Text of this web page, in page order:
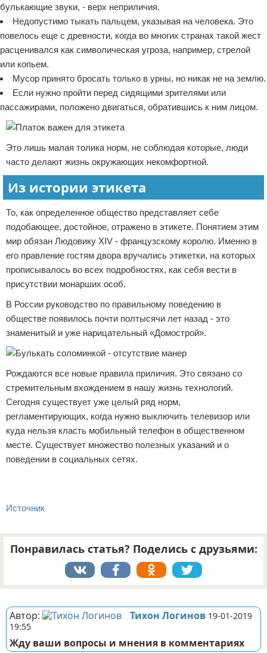
булькающие звуки, - верх неприличия.
Недопустимо тыкать пальцем, указывая на человека. Это
повелось еще с древности, когда во многих странах такой жест
расценивался как символическая угроза, например, стрелой
или копьем.
Мусор принято бросать только в урны, но никак не на землю.
Если нужно пройти перед сидящими зрителями или
пассажирами, положено двигаться, обратившись к ним лицом.
Это лишь малая толика норм, не соблюдая которые, люди
часто делают жизнь окружающих некомфортной.
Из истории этикета
То, как определенное общество представляет себе
подобающее, достойное, отражено в этикете. Понятием этим
мир обязан Людовику XIV - французскому королю. Именно в
его правление гостям двора вручались этикетки, на которых
прописывалось во всех подробностях, как себя вести в
присутствии монарших особ.
В России руководство по правильному поведению в
обществе появилось почти полтысячи лет назад - это
знаменитый и уже нарицательный «Домострой».
Рождаются все новые правила приличия. Это связано со
стремительным вхождением в нашу жизнь технологий.
Сегодня существует уже целый ряд норм,
регламентирующих, когда нужно выключить телевизор или
куда нельзя класть мобильный телефон в общественном
месте. Существует множество полезных указаний и о
поведении в социальных сетях.
Источник
Понравилась статья? Поделись с друзьями:
Автор: Тихон Логинов 19-01-2019
19:55
Жду ваши вопросы и мнения в комментариях